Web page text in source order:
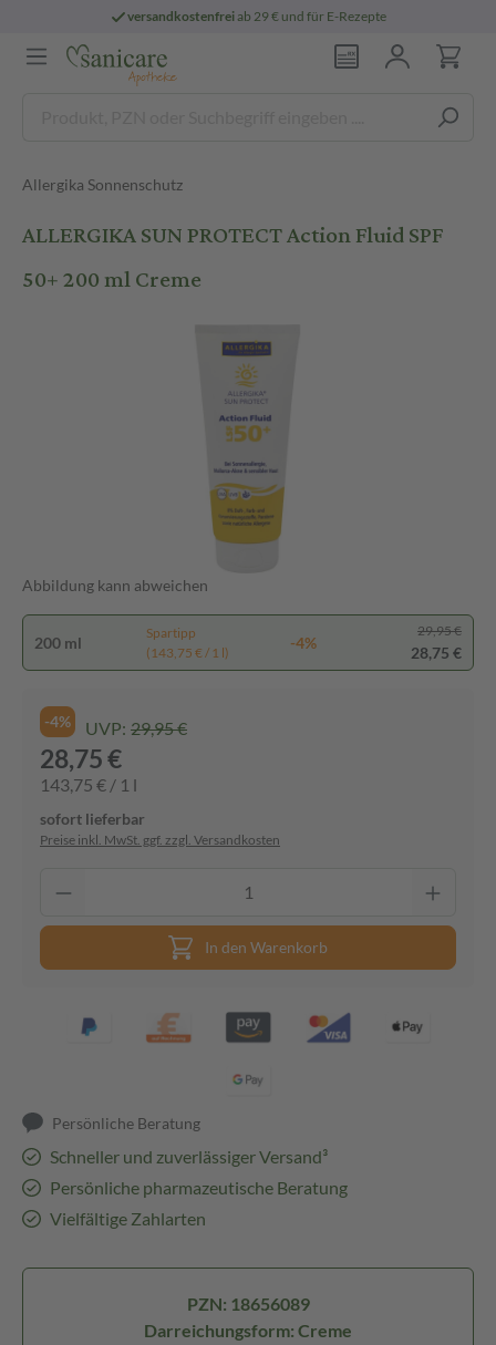
versandkostenfreiab 29 € und für E-Rezepte
Allergika Sonnenschutz
ALLERGIKA SUN PROTECT Action Fluid SPF
50+ 200 ml Creme
Abbildung kann abweichen
200 ml
Spartipp
(143,75 € / 1 l)
-4%
29,95 €
28,75 €
-4% UVP: 29,95 €
28,75 €
143,75 € / 1 l
sofort lieferbar
Preise inkl. MwSt. ggf. zzgl. Versandkosten
In den Warenkorb
Persönliche Beratung
Schneller und zuverlässiger Versand³
Persönliche pharmazeutische Beratung
Vielfältige Zahlarten
PZN: 18656089
Darreichungsform: Creme